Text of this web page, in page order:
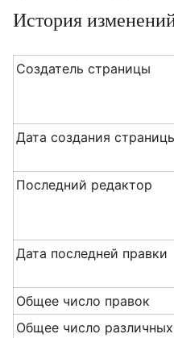
История
Создатель страницы
Дата создания
Последний редактор
Дата последней правки
Общее число правок
Общее число различных